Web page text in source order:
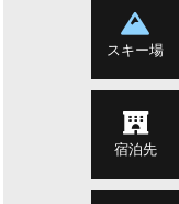
スキー場
宿泊先